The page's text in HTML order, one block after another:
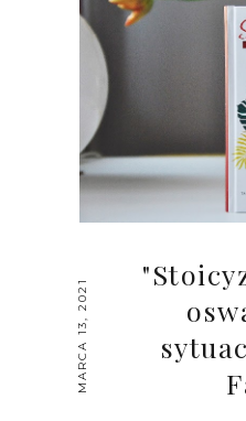
MARCA 13, 2021